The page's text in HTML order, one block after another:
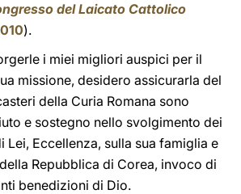
del Laicato Cattolico
).
i miei migliori auspici per il
missione, desidero assicurarla del
della Curia Romana sono
e sostegno nello svolgimento dei
Lei, Eccellenza, sulla sua famiglia e
Repubblica di Corea, invoco di
benedizioni di Dio.